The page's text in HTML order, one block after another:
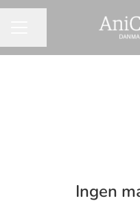
Ingen